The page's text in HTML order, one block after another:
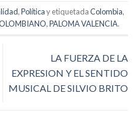
,Políticay etiquetadaColombia,
,PALOMA VALENCIA.
LA FUERZA DE LA
EXPRESION Y EL SENTIDO
MUSICAL DE SILVIO BRITO